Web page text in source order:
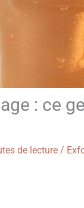
: ce
de lecture /